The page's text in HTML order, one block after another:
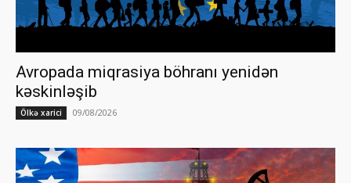
Avropada miqrasiya böhranı yenidən
kəskinləşib
Ölkə xarici 09/08/2026